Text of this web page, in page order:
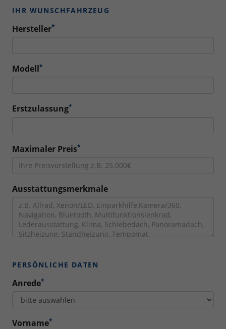
IHR WUNSCHFAHRZEUG
Hersteller*
Modell*
Erstzulassung*
Maximaler Preis*
Ausstattungsmerkmale
PERSÖNLICHE DATEN
Anrede*
Vorname*